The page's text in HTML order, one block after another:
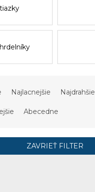
Najlacnejšie Najdrahšie
Abecedne
ZAVRIEŤ FILTER